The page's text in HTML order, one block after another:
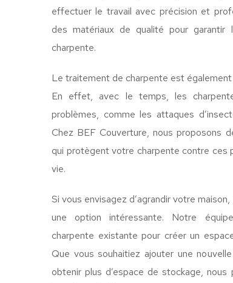
effectuer le travail avec précision et
des matériaux de qualité pour
charpente.
Le traitement de charpente est
En effet, avec le temps, les
problèmes, comme les attaques
Chez BEF Couverture, nous proposons
qui protègent votre charpente contre ces
vie.
Si vous envisagez d’agrandir votre
une option intéressante. Notre
charpente existante pour créer un
Que vous souhaitiez ajouter une
obtenir plus d’espace de stockage,